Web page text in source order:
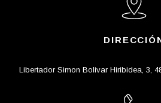
Libertador Simon Bolivar Hiribidea, 3,